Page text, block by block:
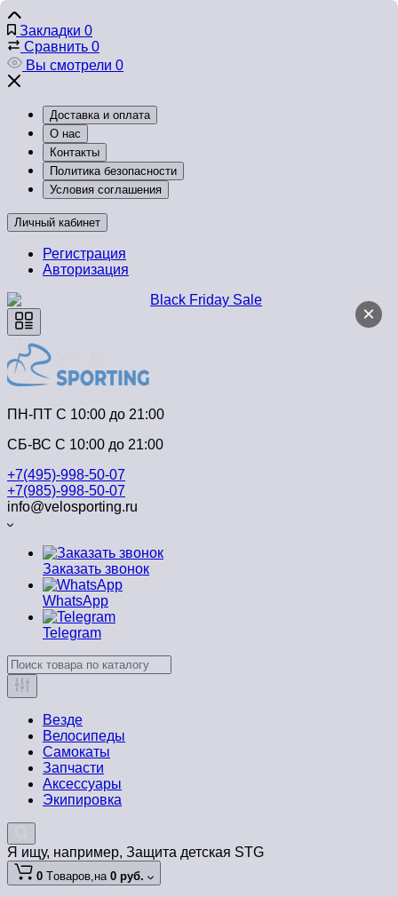
Закладки 0
Сравнить 0
Вы смотрели 0
Доставка и оплата
О нас
Контакты
Политика безопасности
Условия соглашения
Личный кабинет
Регистрация
Авторизация
×
ПН-ПТ C 10:00 до 21:00
СБ-ВС С 10:00 до 21:00
+7(495)-998-50-07
+7(985)-998-50-07
info@velosporting.ru
Заказать звонок
WhatsApp
Telegram
Везде
Велосипеды
Самокаты
Запчасти
Аксессуары
Экипировка
Я ищу, например, Защита детская STG
0 Tоваров,на 0 руб.